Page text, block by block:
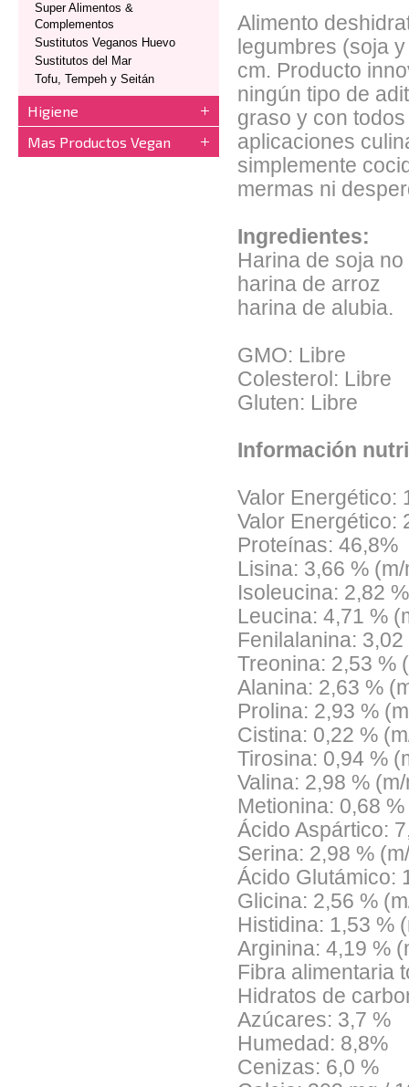
Super Alimentos &
Complementos
Sustitutos Veganos Huevo
Sustitutos del Mar
Tofu, Tempeh y Seitán
Higiene
Mas Productos Vegan
Alimento
legumbres (soja
cm. Producto
ningún tipo de
graso y con
aplicaciones
simplemente
mermas ni
Ingredientes:
Harina de soja
harina de arroz
harina de alubia.
GMO: Libre
Colesterol: Libre
Gluten: Libre
Información
Valor Energético:
Valor Energético:
Proteínas: 46,8%
Lisina: 3,66 %
Isoleucina: 2,82
Leucina: 4,71 %
Fenilalanina: 3,02
Treonina: 2,53 %
Alanina: 2,63 %
Prolina: 2,93 %
Cistina: 0,22 %
Tirosina: 0,94 %
Valina: 2,98 %
Metionina: 0,68
Ácido Aspártico:
Serina: 2,98 %
Ácido Glutámico:
Glicina: 2,56 %
Histidina: 1,53 %
Arginina: 4,19 %
Fibra alimentaria
Hidratos de
Azúcares: 3,7 %
Humedad: 8,8%
Cenizas: 6,0 %